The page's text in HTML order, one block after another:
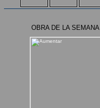
OBRA DE LA SEMANA